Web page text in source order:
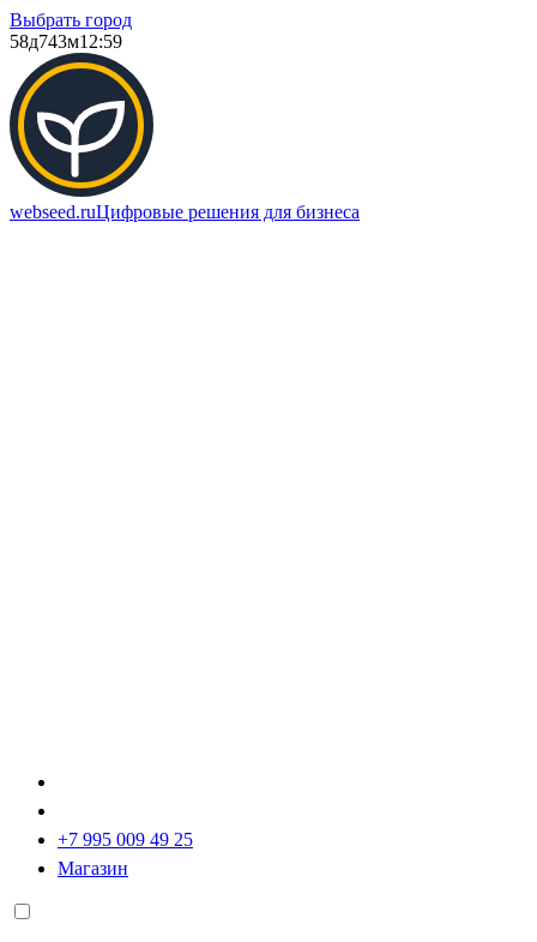
Выбрать город
58д743м12:59
webseed.ruЦифровые решения для бизнеса
+7 995 009 49 25
Магазин